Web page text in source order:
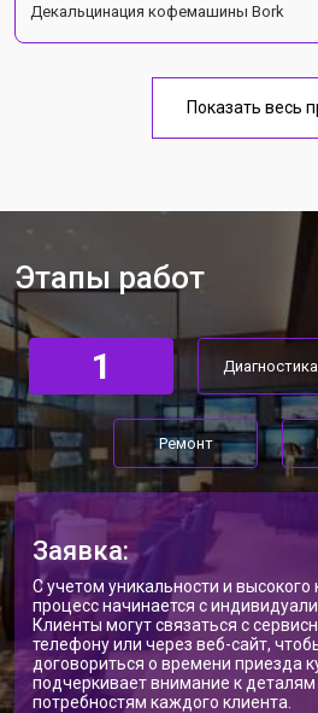
Декальцинация кофемашины Bork
Показать весь
Этапы работ
1 Диагностика
Ремонт
Заявка:
С учетом уникальности и высокого
процесс начинается с
Клиенты могут связаться с
телефону или через веб-сайт,
договориться о времени приезда
подчеркивает внимание к
потребностям каждого клиента.